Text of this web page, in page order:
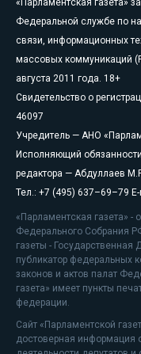
«Парламентская газета»
Федеральной службе по
связи, информационных
массовых коммуникаций
августа 2011 года. 18+
Свидетельство о
46097
Учредитель — АНО
Исполняющий
редактора — Абдуллаев
Тел.: +7 (495) 637–69–79
«Парламентская газета»
Федерального Собрания
газеты -
публикатор федеральных
законов и актов палат
газета» имеет пункты
федерации.
Сайт «Парламентской
достоверная информация